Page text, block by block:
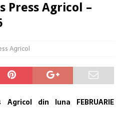
Press Agricol –
Agricol
din luna FEBRUARIE